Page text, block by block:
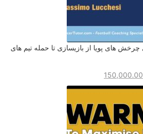
چرخش های پویا از بازیسازی تا حمله تیم های
150,000.00